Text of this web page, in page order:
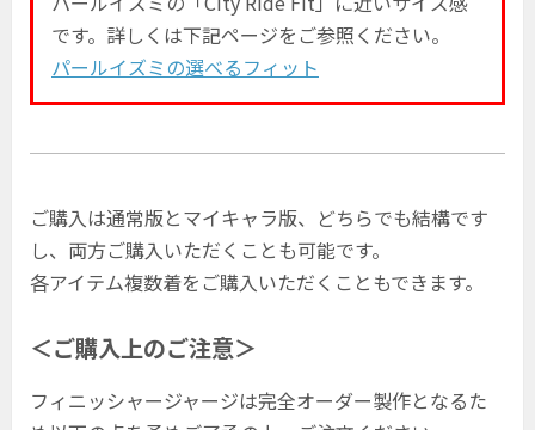
です。詳しくは下記ページをご参照ください。
パールイズミの選べるフィット
ご購入は通常版とマイキャラ版、どちらでも結構です
し、両方ご購入いただくことも可能です。
各アイテム複数着をご購入いただくこともできます。
＜ご購入上のご注意＞
フィニッシャージャージは完全オーダー製作となるた